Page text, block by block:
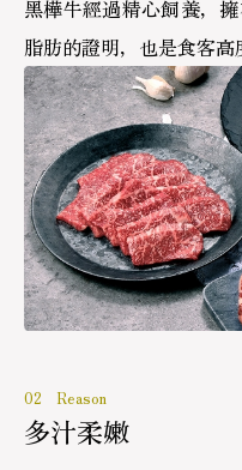
黑樺牛經過精心飼養，
脂肪的證明，也是食客高
02 Reason
多汁柔嫩